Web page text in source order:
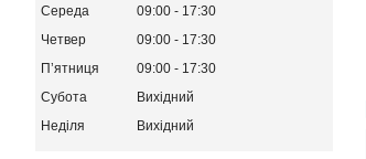
Середа
09:00
17:30
Четвер
09:00
17:30
Пʼятниця
09:00
17:30
Субота
Вихідний
Неділя
Вихідний